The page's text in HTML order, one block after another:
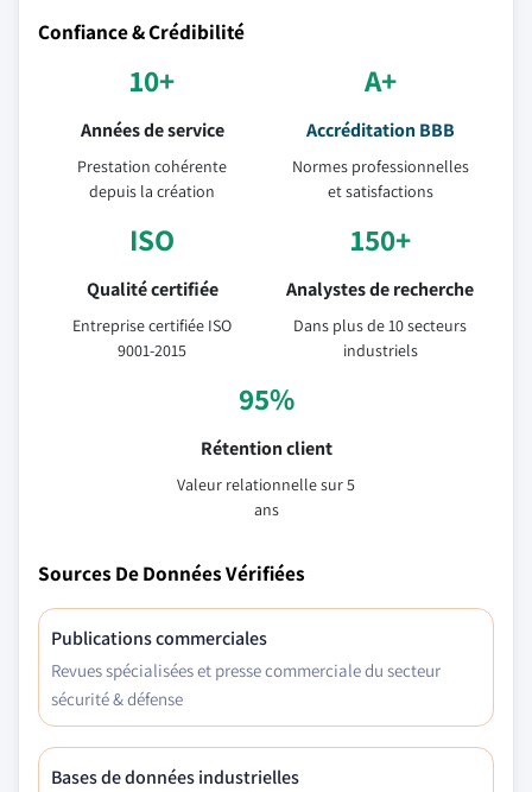
Confiance & Crédibilité
10+
Années de service
Prestation cohérente
depuis la création
A+
Accréditation BBB
Normes professionnelles
et satisfactions
ISO
Qualité certifiée
Entreprise certifiée ISO
9001-2015
150+
Analystes de recherche
Dans plus de 10 secteurs
industriels
95%
Rétention client
Valeur relationnelle sur 5
ans
Sources De Données Vérifiées
Publications commerciales
Revues spécialisées et presse commerciale du secteur
sécurité & défense
Bases de données industrielles